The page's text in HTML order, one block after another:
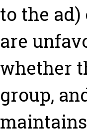
to the
are
whether
group,